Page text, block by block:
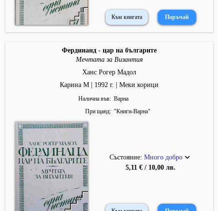
Към книгата
Фердинанд - цар на българите
Мечтата за Византия
Ханс Рогер Мадол
Карина М | 1992 г. | Меки корици
Налична във
Варна
При щанд
"Книги-Варна"
Състояние: Много добро
5,11 € / 10,00 лв.